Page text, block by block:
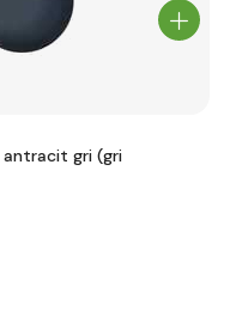
antracit gri (gri